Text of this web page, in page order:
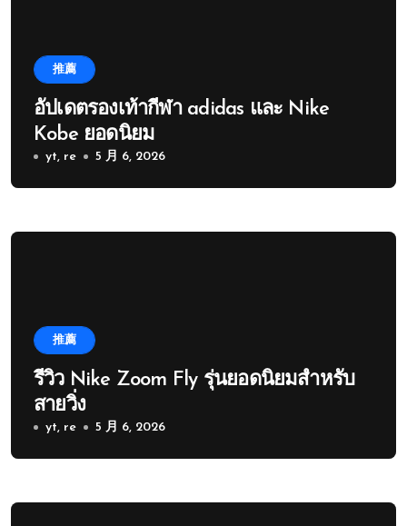
推薦
อัปเดตรองเท้ากีฬา adidas และ Nike
Kobe ยอดนิยม
yt, re 5 月 6, 2026
推薦
รีวิว Nike Zoom Fly รุ่นยอดนิยมสำหรับ
สายวิ่ง
yt, re 5 月 6, 2026